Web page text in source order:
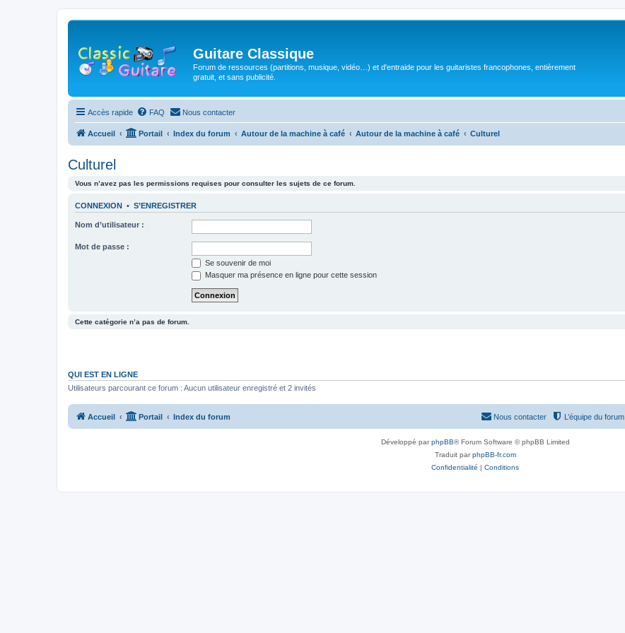
Guitare Classique
Forum de ressources (partitions, musique, vidéo…) et d'entraide pour les guitaristes francophones, entièrement
gratuit, et sans publicité.
Accès rapide FAQ Nous contacter
Accueil Portail Index du forum Autour de la machine à café Autour de la machine à café Culturel
Culturel
Vous n’avez pas les permissions requises pour consulter les sujets de ce forum.
CONNEXION • S’ENREGISTRER
Nom d’utilisateur :
Mot de passe :
Se souvenir de moi
Masquer ma présence en ligne pour cette session
Cette catégorie n’a pas de forum.
QUI EST EN LIGNE
Utilisateurs parcourant ce forum : Aucun utilisateur enregistré et 2 invités
Accueil Portail Index du forum L’équipe du forum
Nous contacter
Développé parphpBB® Forum Software © phpBB Limited
Traduit parphpBB-fr.com
Confidentialité | Conditions